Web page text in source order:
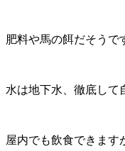
肥料や馬の餌だそうで
水は地下水、徹底して
屋内でも飲食できます